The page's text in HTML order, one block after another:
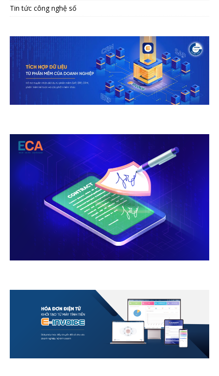
Tin tức công nghệ số